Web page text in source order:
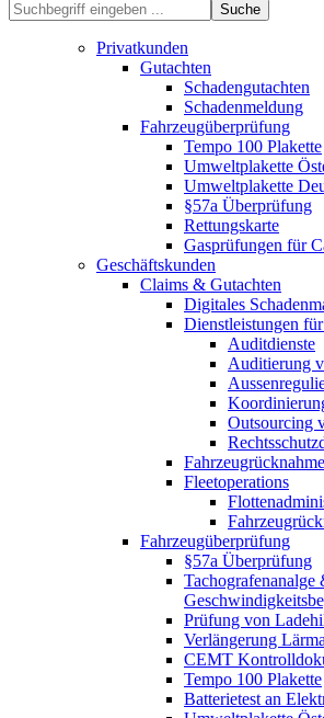
Suche
Privatkunden
Gutachten
Schadengutachten
Schadenmeldung
Fahrzeugüberprüfung
Tempo 100 Plakette
Umweltplakette
Umweltplakette
§57a Überprüfung
Rettungskarte
Gasprüfungen für
Geschäftskunden
Claims & Gutachten
Digitales
Dienstleistungen
Auditdienste
Auditierung
Outsourcing
Fahrzeugrücknahme
Fleetoperations
Fahrzeugüberprüfung
§57a Überprüfung
Tachografenanalge
Prüfung von
Verlängerung
CEMT
Tempo 100 Plakette
Batterietest an